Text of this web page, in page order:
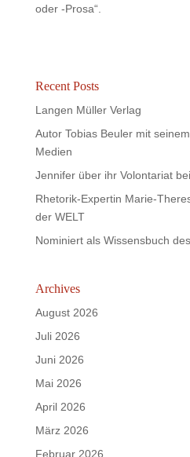
oder -Prosa“.
Recent Posts
Langen Müller Verlag
Autor Tobias Beuler mit
Medien
Jennifer über ihr Volontariat
Rhetorik-Expertin Marie-
der WELT
Nominiert als Wissensbuch
Archives
August 2026
Juli 2026
Juni 2026
Mai 2026
April 2026
März 2026
Februar 2026